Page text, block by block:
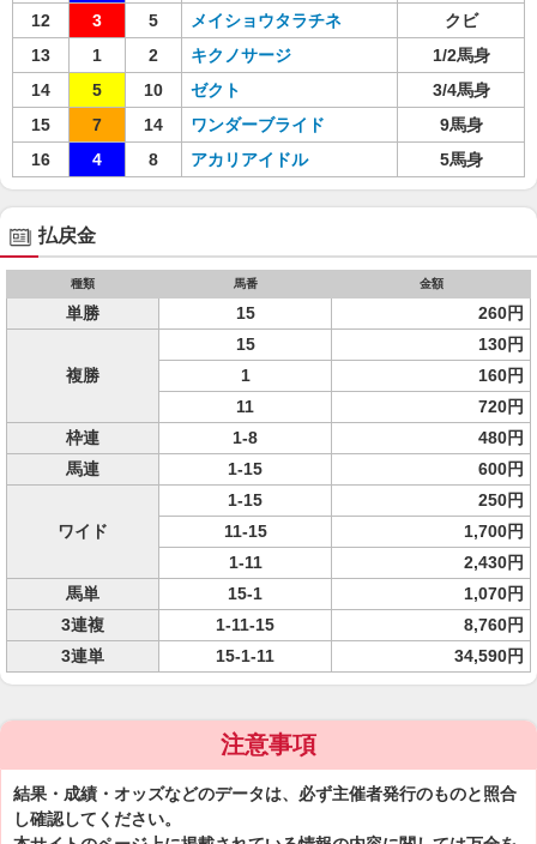
12
3 5 メイショウタラチネ
クビ
13
1 2 キクノサージ
1/2馬身
14
5 10 ゼクト
3/4馬身
15
7 14 ワンダーブライド
9馬身
16
4 8 アカリアイドル 5馬身
払戻金
種類 馬番 金額
単勝 15 260円
複勝
15
130円
1
160円
11
720円
枠連
1-8
480円
馬連
1-15 600円
ワイド
1-15
250円
11-15
1,700円
1-11
2,430円
馬単
15-1
1,070円
3連複
1-11-15
8,760円
3連単
15-1-11 34,590円
注意事項
結果・成績・オッズなどのデータは、必ず主催者発行のものと照合
し確認してください。